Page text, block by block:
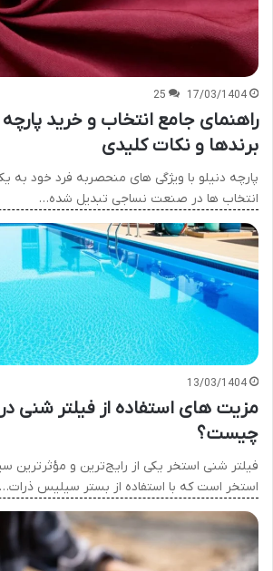
17/03/1404
25
راهنمای جامع انتخاب و خرید
برندها و نکات کلیدی
پارچه دنیلو با ویژگی های منحصربه فرد خود به
انتخاب ها در صنعت نساجی تبدیل شده…
13/03/1404
مزیت های استفاده از فیلتر شنی
چیست؟
فیلتر شنی استخر یکی از رایج‌ترین و
استخر است که با استفاده از بستر سیلیس ذرات…